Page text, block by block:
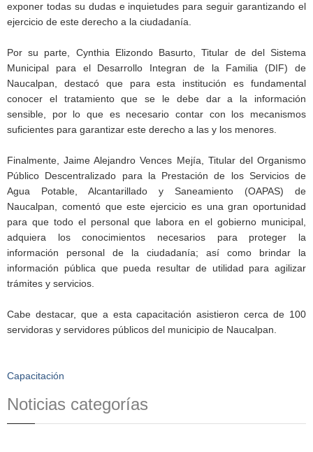
exponer todas su dudas e inquietudes para seguir garantizando el
ejercicio de este derecho a la ciudadanía.
Por su parte, Cynthia Elizondo Basurto, Titular de del Sistema
Municipal para el Desarrollo Integran de la Familia (DIF) de
Naucalpan, destacó que para esta institución es fundamental
conocer el tratamiento que se le debe dar a la información
sensible, por lo que es necesario contar con los mecanismos
suficientes para garantizar este derecho a las y los menores.
Finalmente, Jaime Alejandro Vences Mejía, Titular del Organismo
Público Descentralizado para la Prestación de los Servicios de
Agua Potable, Alcantarillado y Saneamiento (OAPAS) de
Naucalpan, comentó que este ejercicio es una gran oportunidad
para que todo el personal que labora en el gobierno municipal,
adquiera los conocimientos necesarios para proteger la
información personal de la ciudadanía; así como brindar la
información pública que pueda resultar de utilidad para agilizar
trámites y servicios.
Cabe destacar, que a esta capacitación asistieron cerca de 100
servidoras y servidores públicos del municipio de Naucalpan.
Capacitación
Noticias categorías